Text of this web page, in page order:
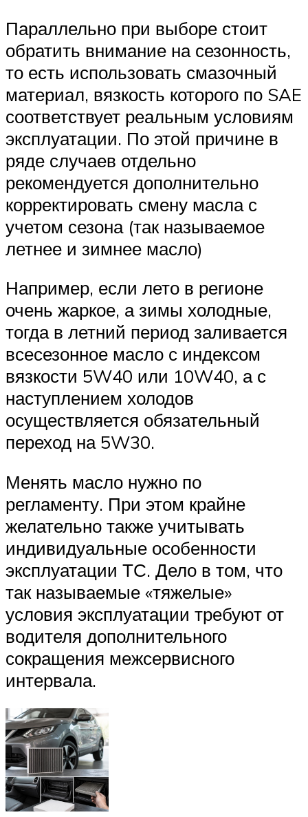
Параллельно при выборе стоит
обратить внимание на сезонность,
то есть использовать смазочный
материал, вязкость которого по SAE
соответствует реальным условиям
эксплуатации. По этой причине в
ряде случаев отдельно
рекомендуется дополнительно
корректировать смену масла с
учетом сезона (так называемое
летнее и зимнее масло)
Например, если лето в регионе
очень жаркое, а зимы холодные,
тогда в летний период заливается
всесезонное масло с индексом
вязкости 5W40 или 10W40, а с
наступлением холодов
осуществляется обязательный
переход на 5W30.
Менять масло нужно по
регламенту. При этом крайне
желательно также учитывать
индивидуальные особенности
эксплуатации ТС. Дело в том, что
так называемые «тяжелые»
условия эксплуатации требуют от
водителя дополнительного
сокращения межсервисного
интервала.